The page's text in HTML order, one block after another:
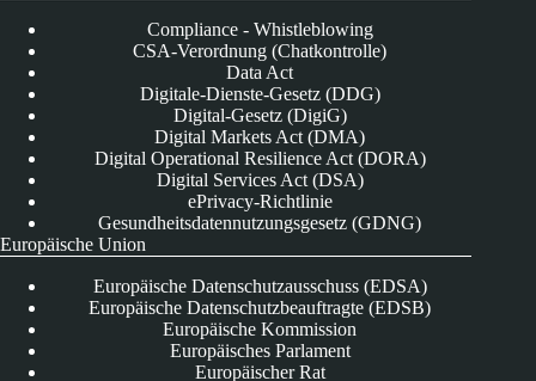
Compliance - Whistleblowing
CSA-Verordnung (Chatkontrolle)
Data Act
Digitale-Dienste-Gesetz (DDG)
Digital-Gesetz (DigiG)
Digital Markets Act (DMA)
Digital Operational Resilience Act (DORA)
Digital Services Act (DSA)
ePrivacy-Richtlinie
Gesundheitsdatennutzungsgesetz (GDNG)
Europäische Union
Europäische Datenschutzausschuss (EDSA)
Europäische Datenschutzbeauftragte (EDSB)
Europäische Kommission
Europäisches Parlament
Europäischer Rat